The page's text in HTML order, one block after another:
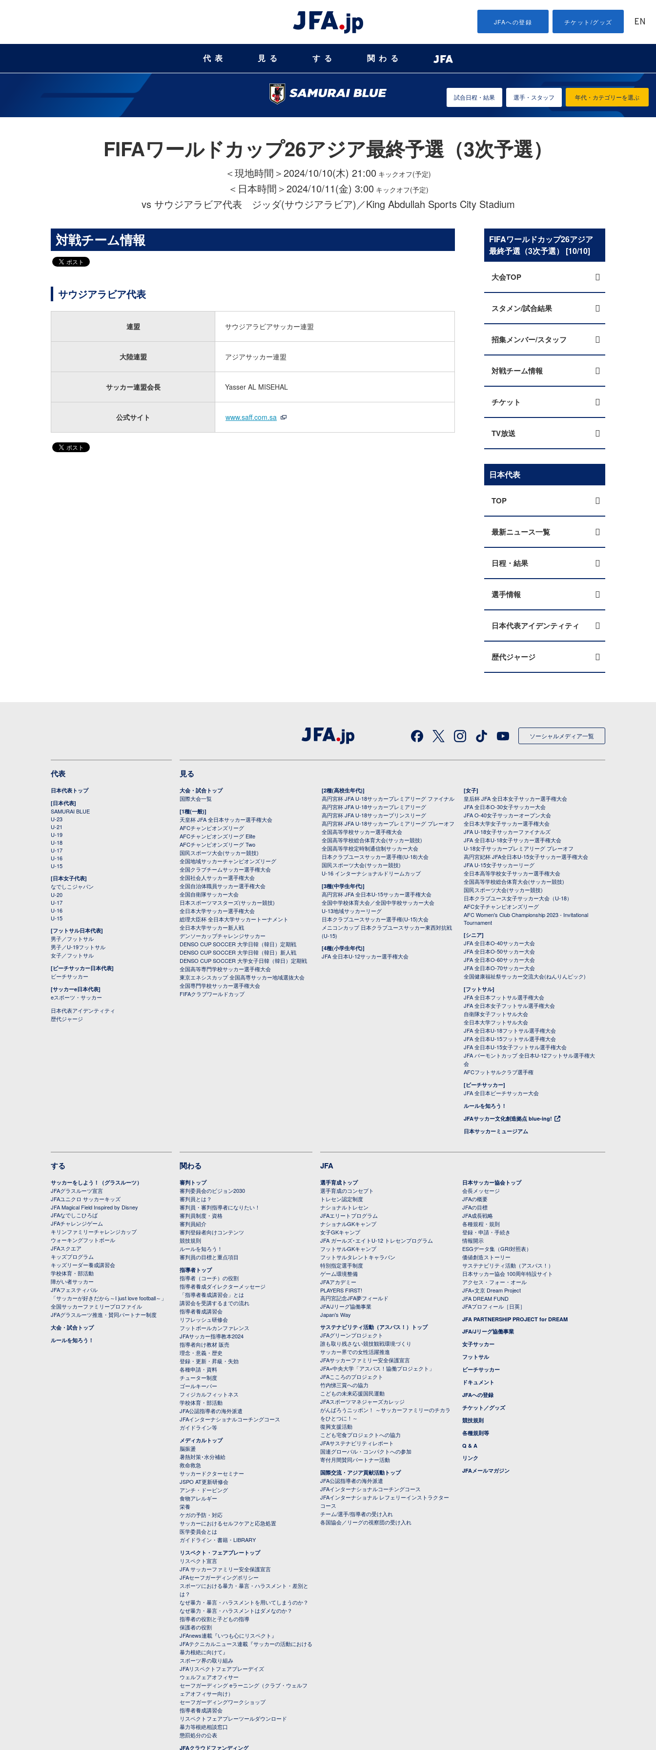
JFAへの登録 チケット/グッズ EN
代表 見る する 関わる
年代・カテゴリーを選ぶ
試合日程・結果 選手・スタッフ
FIFAワールドカップ26アジア最終予選（3次予選）
＜現地時間＞2024/10/10(木) 21:00 キックオフ(予定)
＜日本時間＞2024/10/11(金) 3:00 キックオフ(予定)
vs サウジアラビア代表 ジッダ(サウジアラビア)／King Abdullah Sports City Stadium
対戦チーム情報
サウジアラビア代表
連盟 サウジアラビアサッカー連盟
大陸連盟 アジアサッカー連盟
サッカー連盟会長 Yasser AL MISEHAL
公式サイト www.saff.com.sa
FIFAワールドカップ26アジア
最終予選（3次予選） [10/10]
大会TOP
スタメン/試合結果
招集メンバー/スタッフ
対戦チーム情報
チケット
TV放送
日本代表
TOP
最新ニュース一覧
日程・結果
選手情報
日本代表アイデンティティ
歴代ジャージ
ソーシャルメディア一覧
代表
日本代表トップ
[日本代表]
SAMURAI BLUE
U-23
U-21
U-19
U-18
U-17
U-16
U-15
[日本女子代表]
なでしこジャパン
U-20
U-17
U-16
U-15
[フットサル日本代表]
男子／フットサル
男子／U-19フットサル
女子／フットサル
[ビーチサッカー日本代表]
ビーチサッカー
[サッカーe日本代表]
eスポーツ・サッカー
日本代表アイデンティティ
歴代ジャージ
見る
大会・試合トップ
国際大会一覧
[1種(一般)]
天皇杯 JFA 全日本サッカー選手権大会
AFCチャンピオンズリーグ
AFCチャンピオンズリーグ Elite
AFCチャンピオンズリーグ Two
国民スポーツ大会(サッカー競技)
全国地域サッカーチャンピオンズリーグ
全国クラブチームサッカー選手権大会
全国社会人サッカー選手権大会
全国自治体職員サッカー選手権大会
全国自衛隊サッカー大会
日本スポーツマスターズ(サッカー競技)
全日本大学サッカー選手権大会
総理大臣杯 全日本大学サッカートーナメント
全日本大学サッカー新人戦
デンソーカップチャレンジサッカー
DENSO CUP SOCCER 大学日韓（韓日）定期戦
DENSO CUP SOCCER 大学日韓（韓日）新人戦
DENSO CUP SOCCER 大学女子日韓（韓日）定期戦
全国高等専門学校サッカー選手権大会
東京エネシスカップ 全国高専サッカー地域選抜大会
全国専門学校サッカー選手権大会
FIFAクラブワールドカップ
[2種(高校生年代)]
高円宮杯 JFA U-18サッカープレミアリーグ ファイナル
高円宮杯 JFA U-18サッカープレミアリーグ
高円宮杯 JFA U-18サッカープリンスリーグ
高円宮杯 JFA U-18サッカープレミアリーグ プレーオフ
全国高等学校サッカー選手権大会
全国高等学校総合体育大会(サッカー競技)
全国高等学校定時制通信制サッカー大会
日本クラブユースサッカー選手権(U-18)大会
国民スポーツ大会(サッカー競技)
U-16 インターナショナルドリームカップ
[3種(中学生年代)]
高円宮杯 JFA 全日本U-15サッカー選手権大会
全国中学校体育大会／全国中学校サッカー大会
U-13地域サッカーリーグ
日本クラブユースサッカー選手権(U-15)大会
メニコンカップ 日本クラブユースサッカー東西対抗戦
(U-15)
[4種(小学生年代)]
JFA 全日本U-12サッカー選手権大会
[女子]
皇后杯 JFA 全日本女子サッカー選手権大会
JFA 全日本O-30女子サッカー大会
JFA O-40女子サッカーオープン大会
全日本大学女子サッカー選手権大会
JFA U-18女子サッカーファイナルズ
JFA 全日本U-18女子サッカー選手権大会
U-18女子サッカープレミアリーグ プレーオフ
高円宮妃杯 JFA全日本U-15女子サッカー選手権大会
JFA U-15女子サッカーリーグ
全日本高等学校女子サッカー選手権大会
全国高等学校総合体育大会(サッカー競技)
国民スポーツ大会(サッカー競技)
日本クラブユース女子サッカー大会（U-18）
AFC女子チャンピオンズリーグ
AFC Women's Club Championship 2023 - Invitational
Tournament
[シニア]
JFA 全日本O-40サッカー大会
JFA 全日本O-50サッカー大会
JFA 全日本O-60サッカー大会
JFA 全日本O-70サッカー大会
全国健康福祉祭サッカー交流大会(ねんりんピック)
[フットサル]
JFA 全日本フットサル選手権大会
JFA 全日本女子フットサル選手権大会
自衛隊女子フットサル大会
全日本大学フットサル大会
JFA 全日本U-18フットサル選手権大会
JFA 全日本U-15フットサル選手権大会
JFA 全日本U-15女子フットサル選手権大会
JFA バーモントカップ 全日本U-12フットサル選手権大
会
AFCフットサルクラブ選手権
[ビーチサッカー]
JFA 全日本ビーチサッカー大会
ルールを知ろう！
JFAサッカー文化創造拠点 blue-ing!
日本サッカーミュージアム
する
サッカーをしよう！（グラスルーツ）
JFAグラスルーツ宣言
JFAユニクロ サッカーキッズ
JFA Magical Field Inspired by Disney
JFAなでしこひろば
JFAチャレンジゲーム
キリンファミリーチャレンジカップ
ウォーキングフットボール
JFAスクエア
キッズプログラム
キッズリーダー養成講習会
学校体育・部活動
障がい者サッカー
JFAフェスティバル
「サッカーが好きだから～I just love football～」
全国サッカーファミリープロファイル
JFAグラスルーツ推進・賛同パートナー制度
大会・試合トップ
ルールを知ろう！
関わる
審判トップ
審判委員会のビジョン2030
審判員とは？
審判員・審判指導者になりたい！
審判員制度・資格
審判員紹介
審判登録者向けコンテンツ
競技規則
ルールを知ろう！
審判員の目標と重点項目
指導者トップ
指導者（コーチ）の役割
指導者養成ダイレクターメッセージ
「指導者養成講習会」とは
講習会を受講するまでの流れ
指導者養成講習会
リフレッシュ研修会
フットボールカンファレンス
JFAサッカー指導教本2024
指導者向け教材 販売
理念・意義・歴史
登録・更新・昇級・失効
各種申請・資料
チューター制度
ゴールキーパー
フィジカルフィットネス
学校体育・部活動
JFA公認指導者の海外派遣
JFAインターナショナルコーチングコース
ガイドライン等
メディカルトップ
脳振盪
暑熱対策･水分補給
救命救急
サッカードクターセミナー
JSPO AT更新研修会
アンチ・ドーピング
食物アレルギー
栄養
ケガの予防・対応
サッカーにおけるセルフケアと応急処置
医学委員会とは
ガイドライン・書籍・LIBRARY
リスペクト・フェアプレートップ
リスペクト宣言
JFA サッカーファミリー安全保護宣言
JFAセーフガーディングポリシー
スポーツにおける暴力・暴言・ハラスメント・差別と
は？
なぜ暴力・暴言・ハラスメントを用いてしまうのか？
なぜ暴力・暴言・ハラスメントはダメなのか？
指導者の役割と子どもの指導
保護者の役割
JFAnews連載『いつも心にリスペクト』
JFAテクニカルニュース連載『サッカーの活動における
暴力根絶に向けて』
スポーツ界の取り組み
JFAリスペクトフェアプレーデイズ
ウェルフェアオフィサー
セーフガーディング eラーニング（クラブ・ウェルフ
ェアオフィサー向け）
セーフガーディングワークショップ
指導者養成講習会
リスペクトフェアプレーツールダウンロード
暴力等根絶相談窓口
懲罰処分の公表
JFAクラウドファンディング
JFA
選手育成トップ
選手育成のコンセプト
トレセン認定制度
ナショナルトレセン
JFAエリートプログラム
ナショナルGKキャンプ
女子GKキャンプ
JFA ガールズ･エイトU-12 トレセンプログラム
フットサルGKキャンプ
フットサルタレントキャラバン
特別指定選手制度
ゲーム環境整備
JFAアカデミー
PLAYERS FIRST!
高円宮記念JFA夢フィールド
JFA/Jリーグ協働事業
Japan's Way
サステナビリティ活動（アスパス！）トップ
JFAグリーンプロジェクト
誰も取り残さない競技観戦環境づくり
サッカー界での女性活躍推進
JFAサッカーファミリー安全保護宣言
JFA×中央大学「アスパス！協働プロジェクト」
JFAこころのプロジェクト
竹内悌三賞への協力
こどもの未来応援国民運動
JFAスポーツマネジャーズカレッジ
がんばろうニッポン！ ～サッカーファミリーのチカラ
をひとつに！～
復興支援活動
こども宅食プロジェクトへの協力
JFAサステナビリティレポート
国連グローバル・コンパクトへの参加
寄付月間賛同パートナー活動
国際交流・アジア貢献活動トップ
JFA公認指導者の海外派遣
JFAインターナショナルコーチングコース
JFAインターナショナル レフェリーインストラクター
コース
チーム/選手/指導者の受け入れ
各国協会／リーグの視察団の受け入れ
日本サッカー協会トップ
会長メッセージ
JFAの概要
JFAの目標
JFA成長戦略
各種規程・規則
登録・申請・手続き
情報開示
ESGデータ集（GRI対照表）
価値創造ストーリー
サステナビリティ活動（アスパス！）
日本サッカー協会 100周年特設サイト
アクセス・フォー・オール
JFA×文京 Dream Project
JFA DREAM FUND
JFAプロフィール［日英］
JFA PARTNERSHIP PROJECT for DREAM
JFA/Jリーグ協働事業
女子サッカー
フットサル
ビーチサッカー
ドキュメント
JFAへの登録
チケット／グッズ
競技規則
各種規則等
Q & A
リンク
JFAメールマガジン